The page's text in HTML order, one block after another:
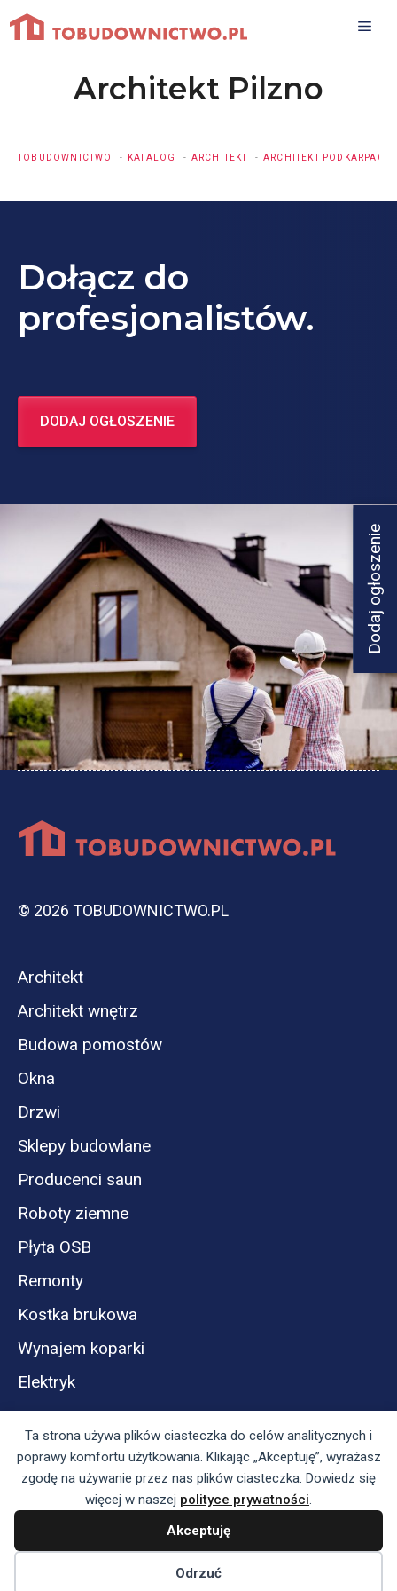
Ta strona używa plików ciasteczka do celów analitycznych i
poprawy komfortu użytkowania. Klikając „Akceptuję”, wyrażasz
zgodę na używanie przez nas plików ciasteczka. Dowiedz się
więcej w naszej polityce prywatności.
Akceptuję
Odrzuć
Przejdź
do
Architekt Pilzno
TOBUDOWNICTWO KATALOG ARCHITEKT ARCHITEKT
Dodaj ogłoszenie
Dołącz do
profesjonalistów.
DODAJ OGŁOSZENIE
© 2026 TOBUDOWNICTWO.PL
Architekt
Architekt wnętrz
Budowa pomostów
Okna
Drzwi
Sklepy budowlane
Producenci saun
Roboty ziemne
Płyta OSB
Remonty
Kostka brukowa
Wynajem koparki
Elektryk
Panel reklamodawcy
Regulamin serwisu i polityka prywatności